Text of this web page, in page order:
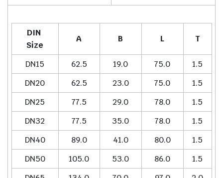
DIN
Size
A B L T
DN15 62.5 19.0 75.0
1.5
DN20
62.5 23.0 75.0
1.5
DN25
77.5 29.0 78.0
1.5
DN32
77.5 35.0 78.0
1.5
DN40
89.0 41.0 80.0
1.5
DN50
105.0 53.0 86.0
1.5